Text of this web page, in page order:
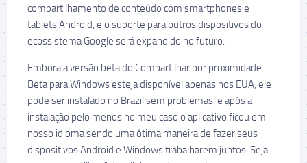
compartilhamento de conteúdo com smartphones e
tablets Android, e o suporte para outros dispositivos do
ecossistema Google será expandido no futuro.
Embora a versão beta do Compartilhar por proximidade
Beta para Windows esteja disponível apenas nos EUA, ele
pode ser instalado no Brazil sem problemas, e após a
instalação pelo menos no meu caso o aplicativo ficou em
nosso idioma sendo uma ótima maneira de fazer seus
dispositivos Android e Windows trabalharem juntos. Seja